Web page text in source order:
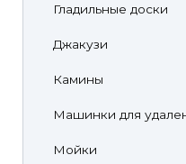
Гладильные доски
Джакузи
Камины
Машинки для
Мойки